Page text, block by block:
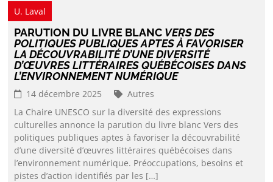
U. Laval
PARUTION DU LIVRE BLANC VERS DES
POLITIQUES PUBLIQUES APTES À FAVORISER
LA DÉCOUVRABILITÉ D’UNE DIVERSITÉ
D’ŒUVRES LITTÉRAIRES QUÉBÉCOISES DANS
L’ENVIRONNEMENT NUMÉRIQUE
14 décembre 2025
Autres
La Chaire UNESCO sur la diversité des expressions
culturelles annonce la parution du livre blanc Vers des
politiques publiques aptes à favoriser la découvrabilité
d’une diversité d’œuvres littéraires québécoises dans
l’environnement numérique. Préoccupations, besoins et
pistes d’action identifiés par les […]